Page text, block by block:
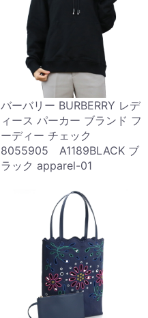
バーバリー BURBERRY レデ
ィース パーカー ブランド フ
ーディー チェック
8055905 A1189BLACK ブ
ラック apparel-01